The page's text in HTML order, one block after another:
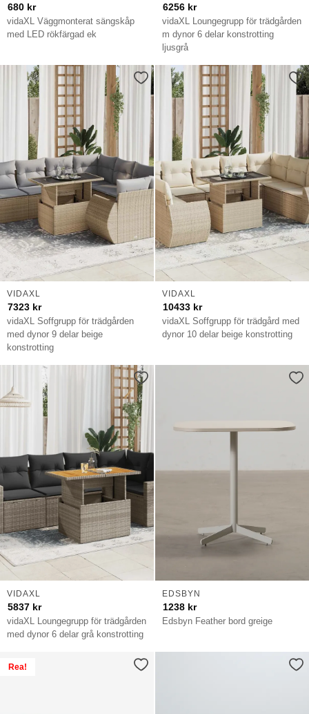
vidaXL Väggmonterat sängskåp
med LED rökfärgad ek
680 kr
vidaXL Loungegrupp för trädgården
m dynor 6 delar konstrotting
ljusgrå
6256 kr
vidaXL Soffgrupp för trädgården
med dynor 9 delar beige
konstrotting
VIDAXL
7323 kr
vidaXL Soffgrupp för trädgård med
dynor 10 delar beige konstrotting
VIDAXL
10433 kr
vidaXL Loungegrupp för trädgården
med dynor 6 delar grå konstrotting
VIDAXL
5837 kr
Edsbyn Feather bord greige
EDSBYN
1238 kr
Rea!